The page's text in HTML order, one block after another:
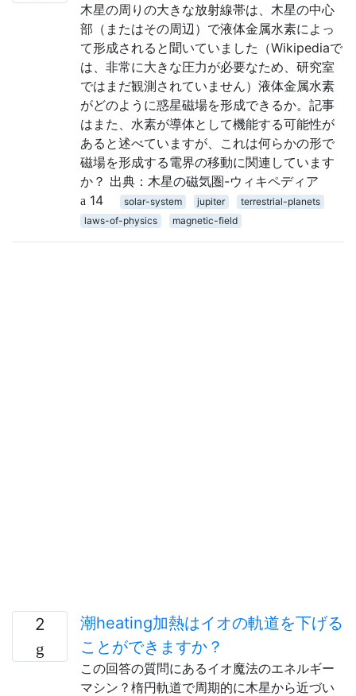
木星の周りの大きな放射線帯は、木星の中心
部（またはその周辺）で液体金属水素によっ
て形成されると聞いていました（Wikipediaで
は、非常に大きな圧力が必要なため、研究室
ではまだ観測されていません）液体金属水素
がどのように惑星磁場を形成できるか。記事
はまた、水素が導体として機能する可能性が
あると述べていますが、これは何らかの形で
磁場を形成する電界の移動に関連しています
か？ 出典：木星の磁気圏-ウィキペディア
14
solar-system jupiter
terrestrial-planets
laws-of-physics
magnetic-field
2
潮heating加熱はイオの軌道を下げる
ことができますか？
この回答の質問にあるイオ魔法のエネルギー
マシン？楕円軌道で周期的に木星から近づい